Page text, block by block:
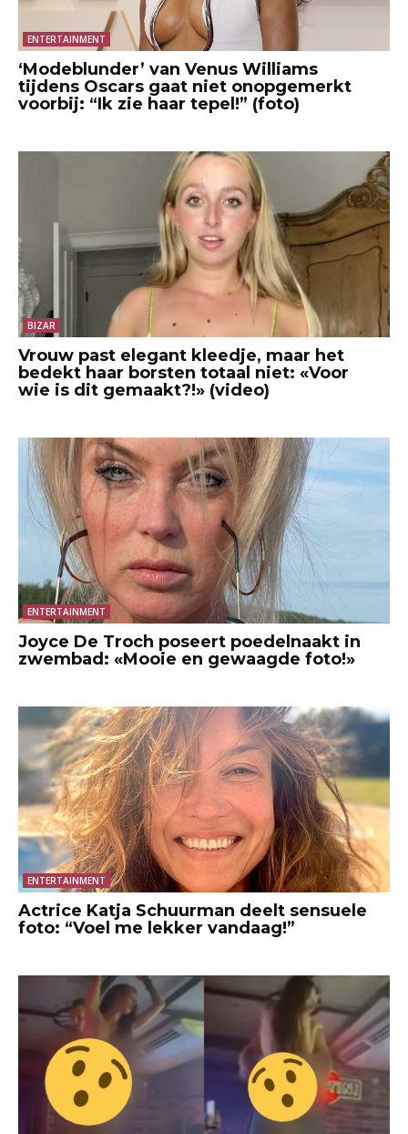
ENTERTAINMENT
‘Modeblunder’ van Venus Williams
tijdens Oscars gaat niet onopgemerkt
voorbij: “Ik zie haar tepel!” (foto)
BIZAR
Vrouw past elegant kleedje, maar het
bedekt haar borsten totaal niet: «Voor
wie is dit gemaakt?!» (video)
ENTERTAINMENT
Joyce De Troch poseert poedelnaakt in
zwembad: «Mooie en gewaagde foto!»
ENTERTAINMENT
Actrice Katja Schuurman deelt sensuele
foto: “Voel me lekker vandaag!”